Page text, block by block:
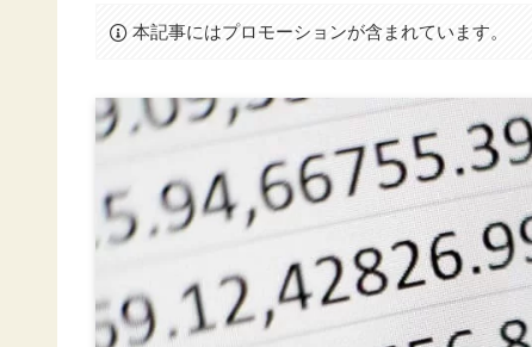
本記事にはプロモーションが含まれています。